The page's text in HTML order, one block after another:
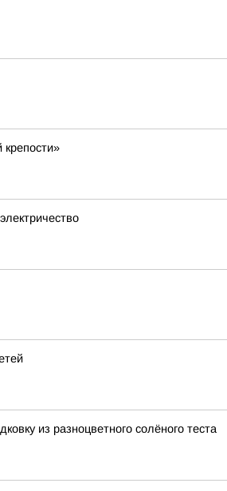
из разноцветного солёного теста